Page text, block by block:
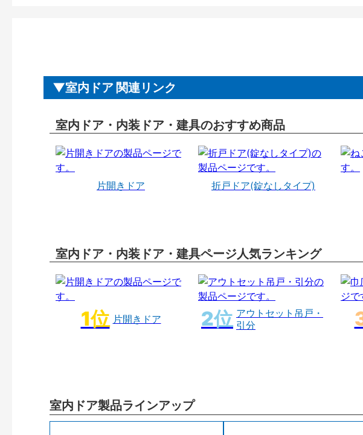
室内ドア 関連リンク
室内ドア・内装ドア・建具のおすすめ商品
片開きドア 折戸ドア(錠なしタイプ)
室内ドア・内装ドア・建具ページ人気ランキング
片開きドア
アウトセット吊戸・
引分
室内ドア製品ラインアップ